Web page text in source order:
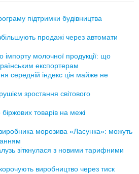
підтримки будівництва
продажі через автомати
молочної продукції: що
експортерам
середній індекс цін майже не
зростання світового
товарів на межі
морозива «Ласунка»: можуть
зіткнулася з новими тарифними
виробництво через тиск